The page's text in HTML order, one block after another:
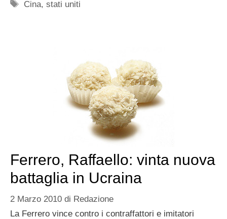
Tag
Cina,stati uniti
Ferrero, Raffaello: vinta nuova
battaglia in Ucraina
2 Marzo 2010 di Redazione
La Ferrero vince contro i contraffattori e imitatori